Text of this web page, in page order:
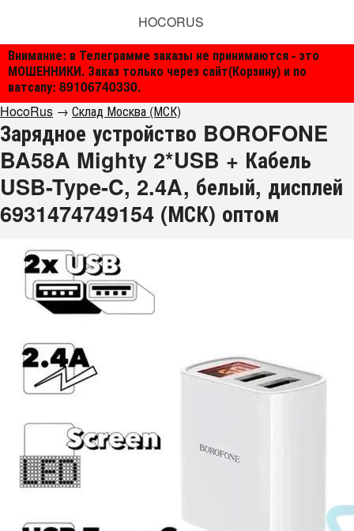
Внимание: в Телеграмме заказы не принимаются - это
МОШЕННИКИ. Заказ только через сайт(Корзину) и по
ватсапу: 89106740330.
HOCORUS
HocoRus → Склад Москва (МСК)
Зарядное устройство BOROFONE
BA58A Mighty 2*USB + Кабель
USB-Type-C, 2.4A, белый, дисплей
6931474749154 (МСК) оптом